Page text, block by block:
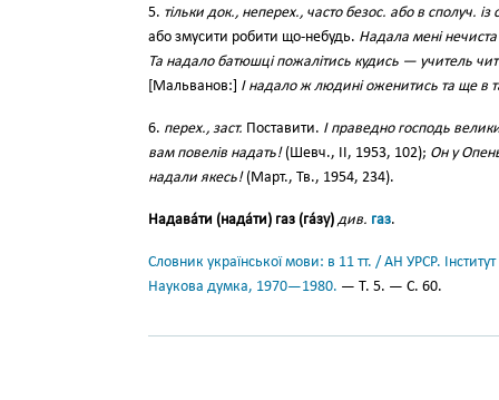
5. тільки док., неперех., часто безос. або в сполуч. із
або змусити робити що-небудь. Надала мені нечиста
Та надало батюшці пожалітись кудись — учитель
[Мальванов:] І надало ж людині оженитись та ще в
6. перех., заст. Поставити. І праведно господь
вам повелів надать!(Шевч., II, 1953, 102); Он у
надали якесь!(Март., Тв., 1954, 234).
Надава́ти (нада́ти) газ (га́зу) див. газ.
Словник української мови: в 11 тт. / АН УРСР.
Наукова думка, 1970—1980. — Т. 5. — С. 60.